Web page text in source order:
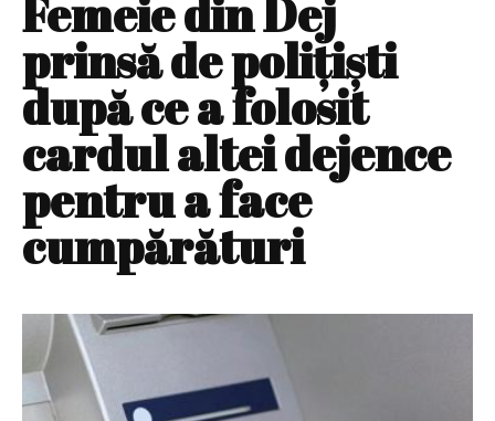
Femeie din Dej
prinsă de poliţişti
după ce a folosit
cardul altei dejence
pentru a face
cumpărături